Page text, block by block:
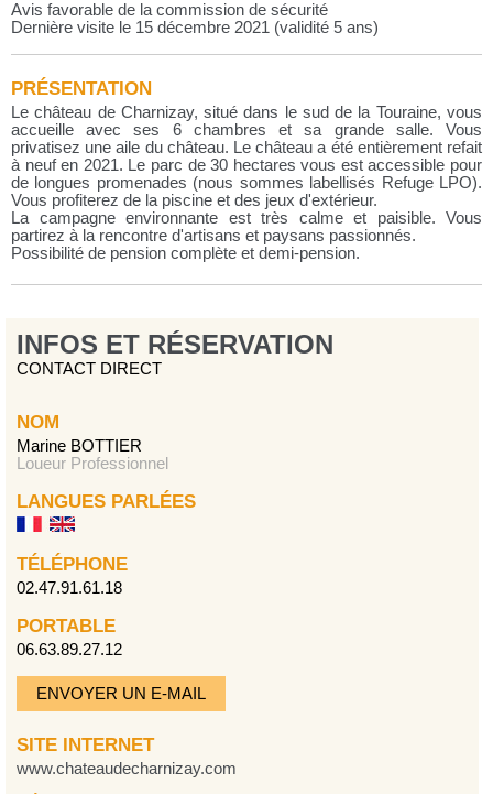
Avis favorable de la commission de sécurité
Dernière visite le 15 décembre 2021 (validité 5 ans)
PRÉSENTATION
Le château de Charnizay, situé dans le sud de la Touraine, vous
accueille avec ses 6 chambres et sa grande salle. Vous
privatisez une aile du château. Le château a été entièrement refait
à neuf en 2021. Le parc de 30 hectares vous est accessible pour
de longues promenades (nous sommes labellisés Refuge LPO).
Vous profiterez de la piscine et des jeux d'extérieur.
La campagne environnante est très calme et paisible. Vous
partirez à la rencontre d'artisans et paysans passionnés.
Possibilité de pension complète et demi-pension.
INFOS ET RÉSERVATION
CONTACT DIRECT
NOM
Marine BOTTIER
Loueur Professionnel
LANGUES PARLÉES
TÉLÉPHONE
02.47.91.61.18
PORTABLE
06.63.89.27.12
ENVOYER UN E-MAIL
SITE INTERNET
www.chateaudecharnizay.com